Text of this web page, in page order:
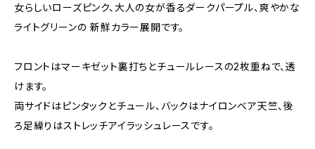
女らしいローズピンク、大人の女が香るダークパープル、爽やかな
ライトグリーンの 新鮮カラー展開です。
フロントはマーキゼット裏打ちとチュールレースの2枚重ねで、透
けます。
両サイドはピンタックとチュール、バックはナイロンベア天竺、後
ろ足繰りはストレッチアイラッシュレースです。